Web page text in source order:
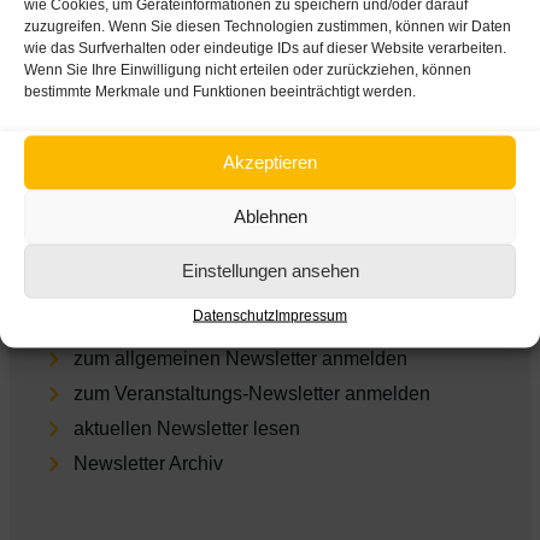
wie Cookies, um Geräteinformationen zu speichern und/oder darauf
zuzugreifen. Wenn Sie diesen Technologien zustimmen, können wir Daten
wie das Surfverhalten oder eindeutige IDs auf dieser Website verarbeiten.
Wenn Sie Ihre Einwilligung nicht erteilen oder zurückziehen, können
bestimmte Merkmale und Funktionen beeinträchtigt werden.
Akzeptieren
Ablehnen
Einstellungen ansehen
DatenschutzImpressum
Impres­sum
Daten­schutz
Empfohlene Links
ARGE Suchtvorbeugung
Dia­log­wo­che Alkohol
zum allgemeinen Newsletter anmelden
zum Veranstaltungs-Newsletter anmelden
aktu­el­len Newsletter lesen
Newsletter Archiv